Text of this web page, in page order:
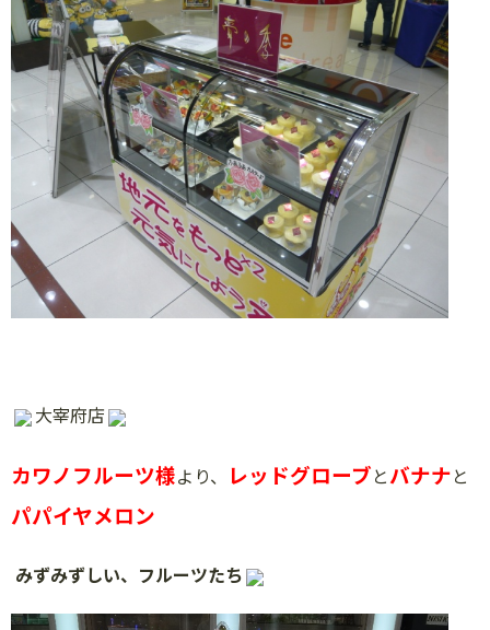
大宰府店
カワノフルーツ様より、 レッドグローブとバナナと
パパイヤメロン
みずみずしい、フルーツたち